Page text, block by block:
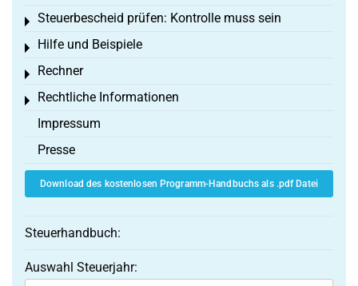
Steuerbescheid prüfen: Kontrolle muss sein
Toggle menu
Hilfe und Beispiele
Toggle menu
Rechner
Toggle menu
Rechtliche Informationen
Toggle menu
Impressum
Presse
Download des kostenlosen Programm-Handbuchs als .pdf Datei
Steuerhandbuch:
Auswahl Steuerjahr: